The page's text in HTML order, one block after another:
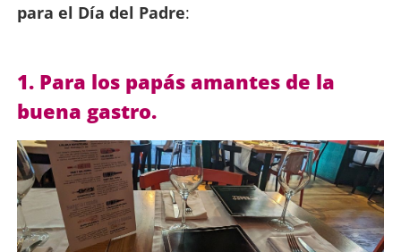
para el Día del Padre:
1. Para los papás amantes de la
buena gastro.